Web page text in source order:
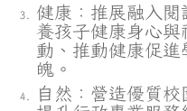
健康：推展融入
養孩子健康身心與
動、推動健康促
魄。
自然：營造優質校